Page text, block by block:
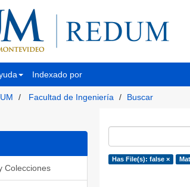
Indexado por
Facultad de Ingeniería Buscar
Colecciones
Has File(s): false ×